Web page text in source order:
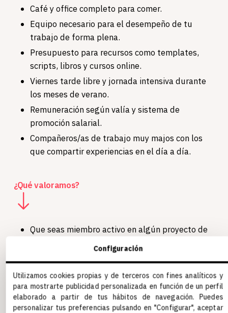
Café y office completo para comer.
Equipo necesario para el desempeño de tu
trabajo de forma plena.
Presupuesto para recursos como templates,
scripts, libros y cursos online.
Viernes tarde libre y jornada intensiva durante
los meses de verano.
Remuneración según valía y sistema de
promoción salarial.
Compañeros/as de trabajo muy majos con los
que compartir experiencias en el día a día.
¿Qué valoramos?
Que seas miembro activo en algún proyecto de
desarrollados en Grupo Enfoca.
Qué seas una persona empática y abierta.
Abstenerse spoilers de Juego de Tronos 😉
Configuración
Utilizamos cookies propias y de terceros con fines analíticos y
para mostrarte publicidad personalizada en función de un perfil
elaborado a partir de tus hábitos de navegación. Puedes
personalizar tus preferencias pulsando en "Configurar", aceptar